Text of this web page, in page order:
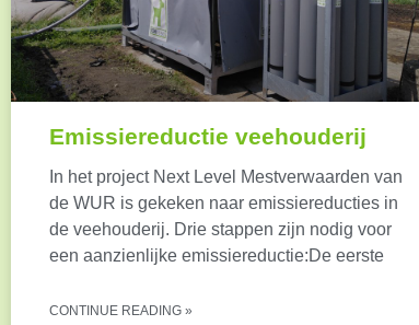
Emissiereductie veehouderij
In het project Next Level Mestverwaarden van
de WUR is gekeken naar emissiereducties in
de veehouderij. Drie stappen zijn nodig voor
een aanzienlijke emissiereductie:De eerste
CONTINUE READING »